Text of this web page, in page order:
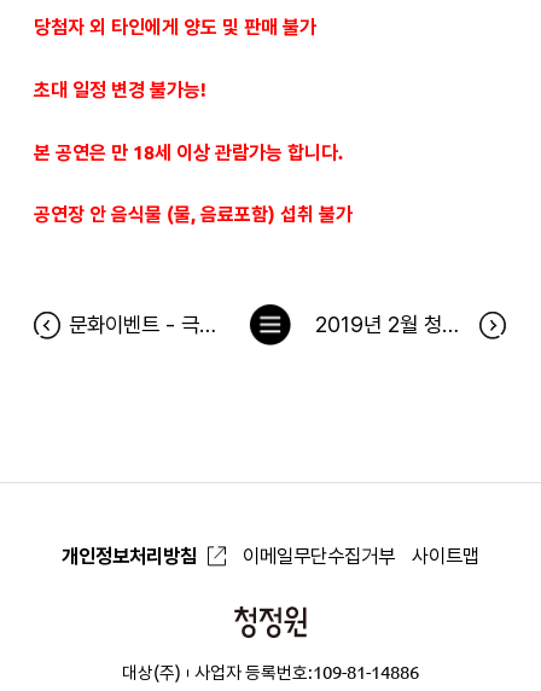
당첨자 외 타인에게 양도 및 판매 불가
초대 일정 변경 불가능!
본 공연은 만 18세 이상 관람가능 합니다.
공연장 안 음식물 (물, 음료포함) 섭취 불가
문화이벤트 - 극적인 하룻밤 3월 11일 공연 당첨자 2019년 2월 청정원 출석 이벤트 당첨자
목
록
개인정보처리방침 이메일무단수집거부 사이트맵
청
대상(주)
사업자 등록번호:109-81-14886